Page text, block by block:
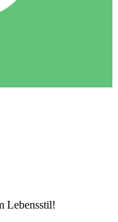
Lebensstil!